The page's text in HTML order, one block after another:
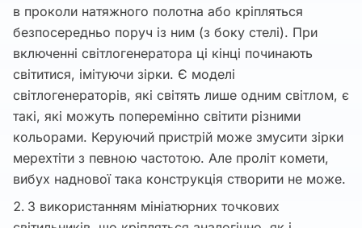
в проколи натяжного полотна або кріпляться
безпосередньо поруч із ним (з боку стелі). При
включенні світлогенератора ці кінці починають
світитися, імітуючи зірки. Є моделі
світлогенераторів, які світять лише одним світлом, є
такі, які можуть поперемінно світити різними
кольорами. Керуючий пристрій може змусити зірки
мерехтіти з певною частотою. Але проліт комети,
вибух наднової така конструкція створити не може.
З використанням мініатюрних точкових